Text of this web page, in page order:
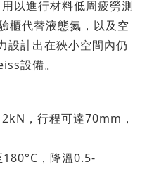
以進行材料低周疲勞測
櫃代替液態氮，以及空
設計出在狹小空間內仍
設備。
，行程可達70mm，
，降溫0.5-